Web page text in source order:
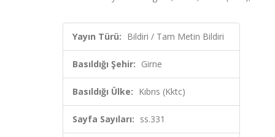
Yayın Türü: Bildiri / Tam Metin Bildiri
Basıldığı Şehir: Girne
Basıldığı Ülke: Kıbrıs (Kktc)
Sayfa Sayıları: ss.331